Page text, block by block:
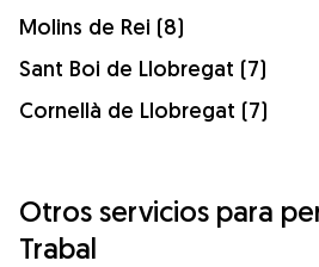
Molins de Rei (8)
Sant Boi de Llobregat (7)
Cornellà de Llobregat (7)
Otros servicios para
Trabal